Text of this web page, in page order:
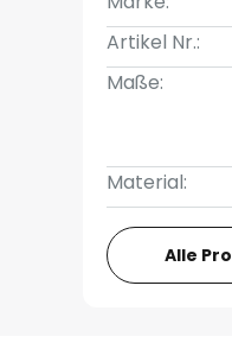
Artikel Nr.:
Maße:
Material:
Alle